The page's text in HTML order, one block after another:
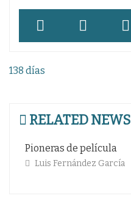
Navegación
138 días
RELATED NEWS
García 29/05/2026